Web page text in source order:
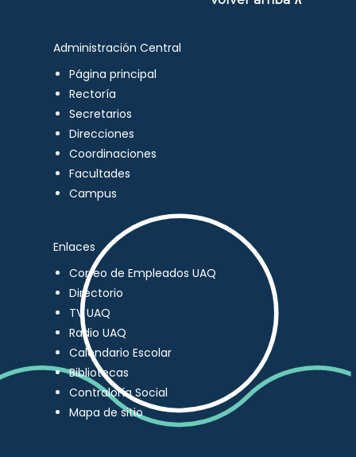
Administración Central
Página principal
Rectoría
Secretarios
Direcciones
Coordinaciones
Facultades
Campus
Enlaces
Correo de Empleados UAQ
Directorio
TV UAQ
Radio UAQ
Calendario Escolar
Bibliotecas
Contraloría Social
Mapa de sitio